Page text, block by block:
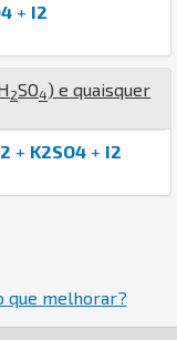
+ I2
2SO4) e quaisquer
+ K2SO4 + I2
que melhorar?